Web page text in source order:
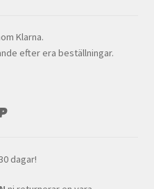
Klarna.
efter era beställningar.
dagar!